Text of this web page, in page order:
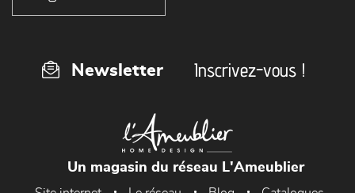
Newsletter Inscrivez-vous !
Un magasin du réseau L'Ameublier